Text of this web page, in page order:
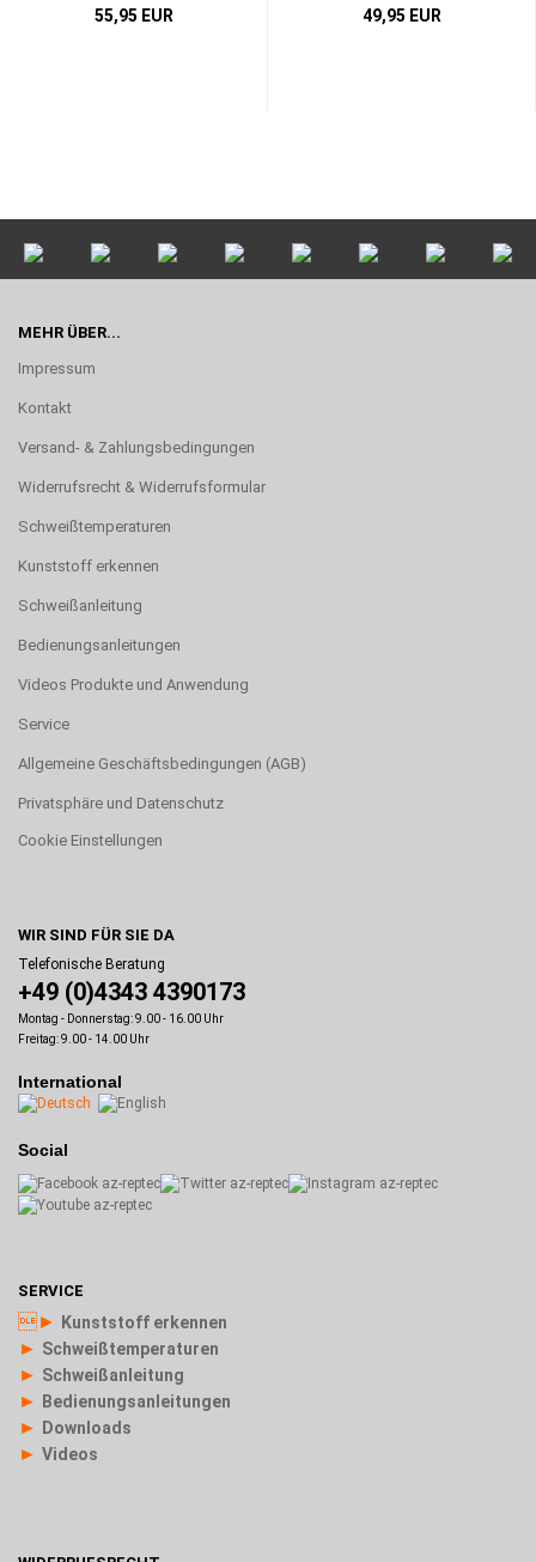
55,95 EUR 49,95 EUR
MEHR ÜBER...
Impressum
Kontakt
Versand- & Zahlungsbedingungen
Widerrufsrecht & Widerrufsformular
Schweißtemperaturen
Kunststoff erkennen
Schweißanleitung
Bedienungsanleitungen
Videos Produkte und Anwendung
Service
Allgemeine Geschäftsbedingungen (AGB)
Privatsphäre und Datenschutz
Cookie Einstellungen
WIR SIND FÜR SIE DA
Telefonische Beratung
+49 (0)4343 4390173
Montag - Donnerstag: 9.00 - 16.00 Uhr
Freitag: 9.00 - 14.00 Uhr
International
Social
SERVICE
► Kunststoff erkennen
► Schweißtemperaturen
► Schweißanleitung
► Bedienungsanleitungen
► Downloads
► Videos